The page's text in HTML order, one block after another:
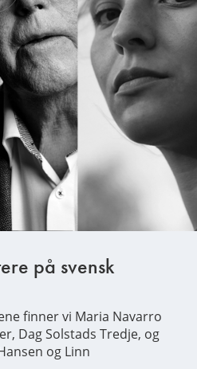
på svensk
finner vi Maria Navarro
Dag Solstads Tredje, og
og Linn